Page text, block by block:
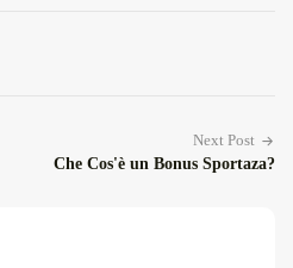
Next Post
Che Cos'è un Bonus Sportaza?